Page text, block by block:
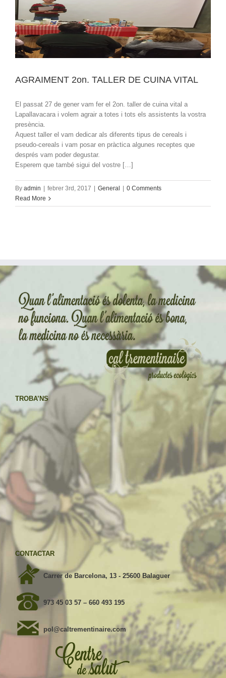
AGRAIMENT 2on. TALLER DE CUINA VITAL
El passat 27 de gener vam fer el 2on. taller de cuina vital a
Lapallavacara i volem agrair a totes i tots els assistents la vostra
presència.
Aquest taller el vam dedicar als diferents tipus de cereals i
pseudo-cereals i vam posar en pràctica algunes receptes que
després vam poder degustar.
Esperem que també sigui del vostre […]
By admin | febrer 3rd, 2017 | General | 0 Comments
Read More
TROBA’NS
CONTACTAR
Carrer de Barcelona, 13 - 25600 Balaguer
973 45 03 57– 660 493 195
pol@caltrementinaire.com